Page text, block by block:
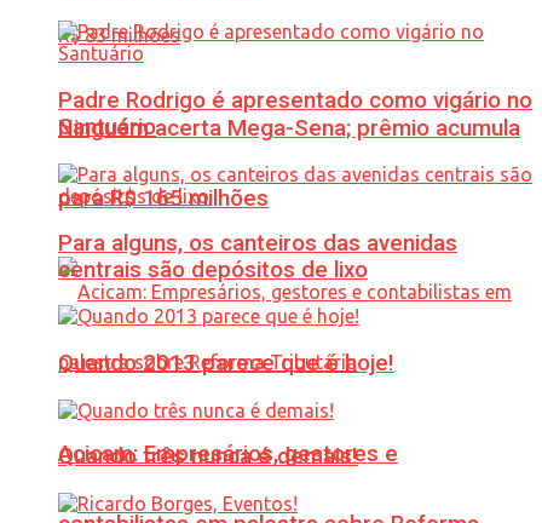
Ninguém acerta Mega-Sena; prêmio acumula
para R$ 165 milhões
Acicam: Empresários, gestores e
Padre Rodrigo é apresentado como vigário no
Santuário
Para alguns, os canteiros das avenidas
centrais são depósitos de lixo
Quando 2013 parece que é hoje!
Quando três nunca é demais!